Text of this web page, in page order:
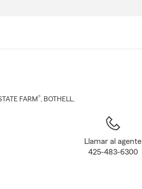
FARM®, BOTHELL,
Llamar al agente
425-483-6300